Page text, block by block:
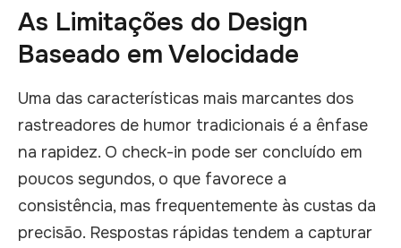
As Limitações do Design
Baseado em Velocidade
Uma das características mais marcantes dos
rastreadores de humor tradicionais é a ênfase
na rapidez. O check-in pode ser concluído em
poucos segundos, o que favorece a
consistência, mas frequentemente às custas da
precisão. Respostas rápidas tendem a capturar